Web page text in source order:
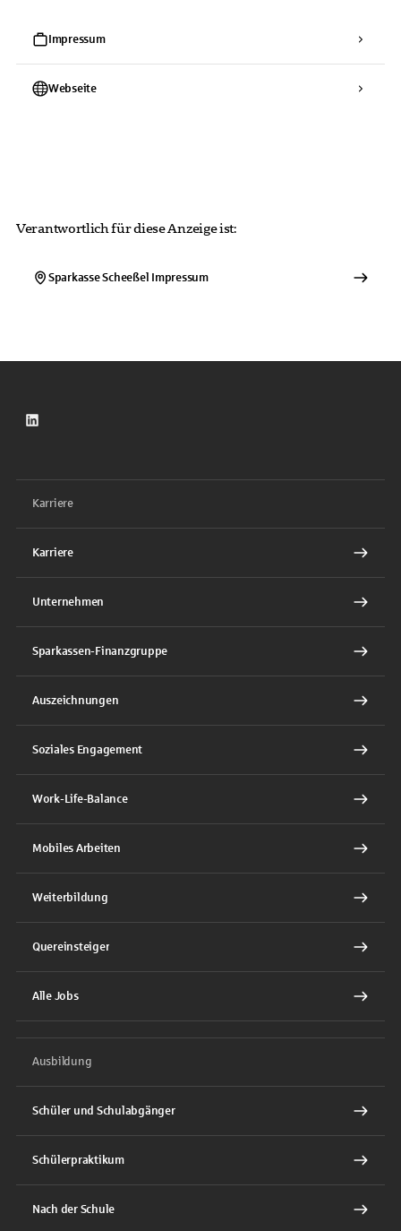
Impressum
Webseite
Verantwortlich für diese Anzeige ist:
Sparkasse Scheeßel Impressum
LinkedIn
Karriere
Karriere
Unternehmen
Sparkassen-Finanzgruppe
Auszeichnungen
Soziales Engagement
Work-Life-Balance
Mobiles Arbeiten
Weiterbildung
Quereinsteiger
Alle Jobs
Ausbildung
Schüler und Schulabgänger
Schülerpraktikum
Nach der Schule